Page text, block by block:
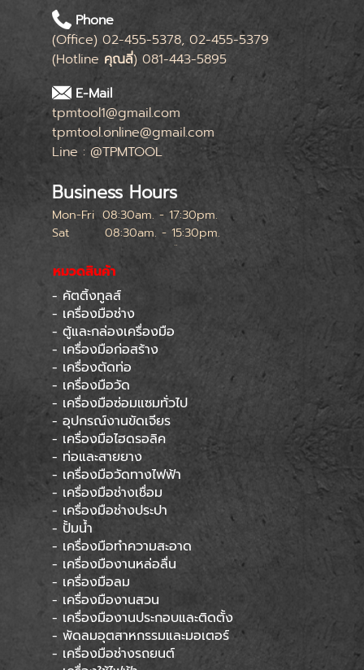
Phone
(Office) 02-455-5378, 02-455-5379
(Hotline คุณลี่) 081-443-5895
E-Mail
tpmtool1@gmail.com
tpmtool.online@gmail.com
Line : @TPMTOOL
Business Hours
Mon-Fri 08:30am. - 17:30pm.
Sat
08:30am. - 15:30pm.
หยุดทุกเสาร์สุดท้ายของเดือน
หมวดสินค้า
- คัตติ้งทูลส์
- เครื่องมือช่าง
- ตู้และกล่องเครื่องมือ
- เครื่องมือก่อสร้าง
- เครื่องตัดท่อ
- เครื่องมือวัด
- เครื่องมือซ่อมแซมทั่วไป
- อุปกรณ์งานขัดเจียร
- เครื่องมือไฮดรอลิค
- ท่อและสายยาง
- เครื่องมือวัดทางไฟฟ้า
- เครื่องมือช่างเชื่อม
- เครื่องมือช่างประปา
- ปั้มน้ำ
- เครื่องมือทำความสะอาด
- เครื่องมืองานหล่อลื่น
- เครื่องมือลม
- เครื่องมืองานสวน
- เครื่องมืองานประกอบและติดตั้ง
- พัดลมอุตสาหกรรมและมอเตอร์
- เครื่องมือช่างรถยนต์